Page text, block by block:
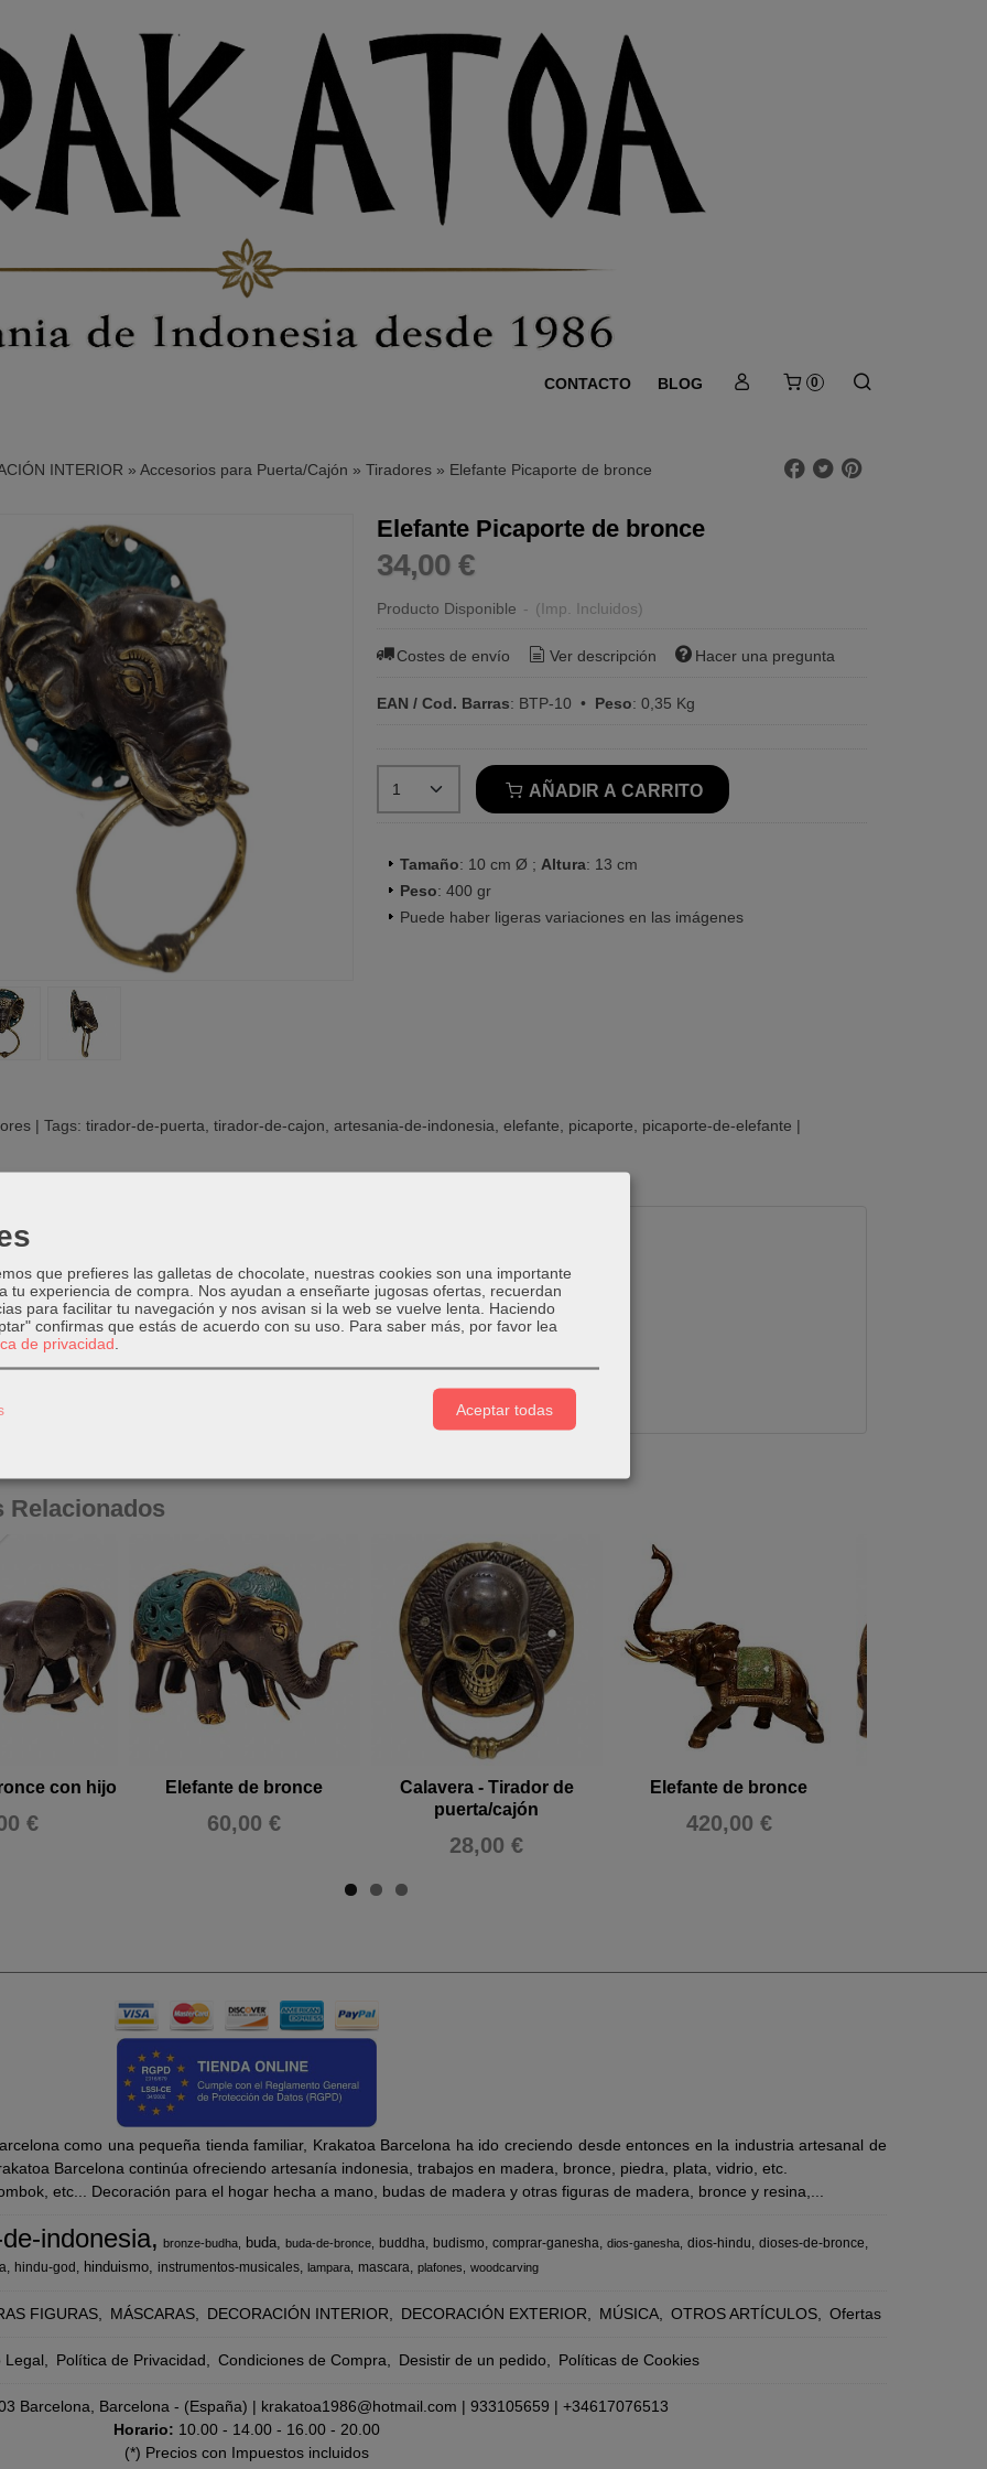
CONTACTO BLOG 0
INTERIOR » Accesorios para Puerta/Cajón » Tiradores» Elefante Picaporte de bronce
Elefante Picaporte de bronce
34,00 €
Producto Disponible - (Imp. Incluidos)
Costes de envío Ver descripción Hacer una pregunta
EAN / Cod. Barras: BTP-10 • Peso: 0,35 Kg
AÑADIR A CARRITO
Tamaño: 10 cm Ø ; Altura: 13 cm
Peso: 400 gr
Puede haber ligeras variaciones en las imágenes
| Tags: tirador-de-puerta tirador-de-cajon artesania-de-indonesia elefante picaporte picaporte-de-elefante |
con cabeza de elefante para puerta
color marrón con toques verdes y dorados
: Bronce
Relacionados
con hijo
€
Elefante de bronce
60,00 €
Calavera - Tirador de
puerta/cajón
28,00 €
Elefante de bronce
420,00 €
como una pequeña tienda familiar, Krakatoa Barcelona ha ido creciendo desde entonces en la industria artesanal de
Barcelona continúa ofreciendo artesanía indonesia, trabajos en madera, bronce, piedra, plata, vidrio, etc.
etc... Decoración para el hogar hecha a mano, budas de madera y otras figuras de madera, bronce y resina,...
indonesia bronze-budha buda buda-de-bronce buddha budismo comprar-ganesha dios-ganesha dios-hindu dioses-de-bronce
hindu-god hinduismo instrumentos-musicales lampara mascara plafones woodcarving
FIGURAS MÁSCARAS DECORACIÓN INTERIOR DECORACIÓN EXTERIOR MÚSICA OTROS ARTÍCULOS Ofertas
Legal Política de Privacidad Condiciones de Compra Desistir de un pedido Políticas de Cookies
Barcelona, Barcelona - (España) | krakatoa1986@hotmail.com |933105659 |+34617076513
Horario: 10.00 - 14.00 - 16.00 - 20.00
(*) Precios con Impuestos incluidos
que prefieres las galletas de chocolate, nuestras cookies son una importante
tu experiencia de compra. Nos ayudan a enseñarte jugosas ofertas, recuerdan
para facilitar tu navegación y nos avisan si la web se vuelve lenta. Haciendo
confirmas que estás de acuerdo con su uso. Para saber más, por favor lea
de privacidad
Aceptar todas